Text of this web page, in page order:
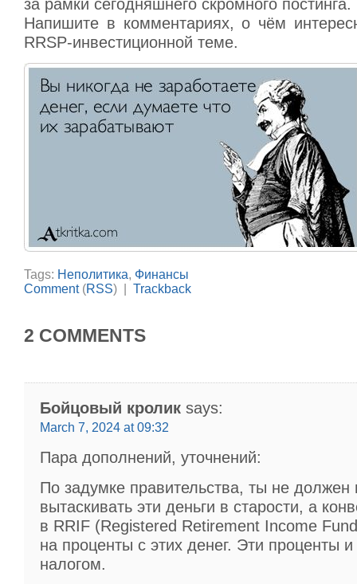
за рамки сегодняшнего скромного постинга.
Напишите в комментариях, о чём
RRSP-инвестиционной теме.
Tags: Неполитика, Финансы
Comment(RSS) | Trackback
2 COMMENTS
Бойцовый кролик says:
March 7, 2024 at 09:32
Пара дополнений, уточнений:
По задумке правительства, ты не должен
вытаскивать эти деньги в старости, а
в RRIF (Registered Retirement Income
на проценты с этих денег. Эти проценты
налогом.